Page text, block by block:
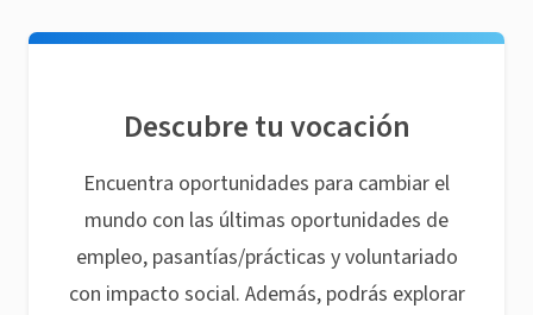
Descubre tu vocación
Encuentra oportunidades para cambiar el
mundo con las últimas oportunidades de
empleo, pasantías/prácticas y voluntariado
con impacto social. Además, podrás explorar